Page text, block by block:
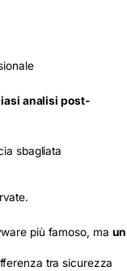
analisi post-
sbagliata
più famoso, ma un
tra sicurezza